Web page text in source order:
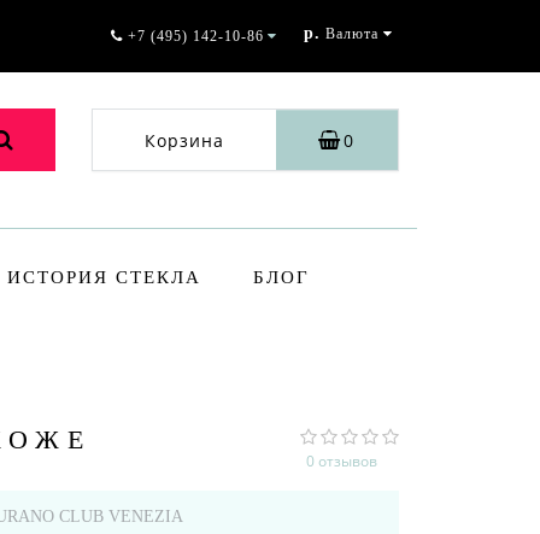
+7 (495) 142-10-86 р. Валюта
Корзина 0
ИСТОРИЯ СТЕКЛА БЛОГ
0 отзывов
CLUB VENEZIA